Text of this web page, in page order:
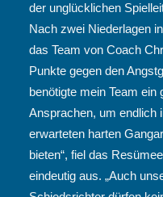
der unglücklichen
Nach zwei Niederlagen
das Team von Coach
Punkte gegen den
benötigte mein Team
Ansprachen, um endlich
erwarteten harten
bieten“, fiel das
eindeutig aus. „Auch